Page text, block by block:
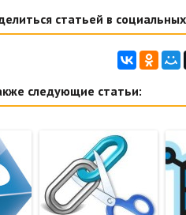
статьей в
следующие статьи: